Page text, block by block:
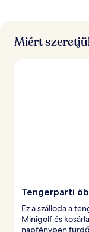
Miért
Tengerparti
Ez a szálloda a
Minigolf és
napfényben